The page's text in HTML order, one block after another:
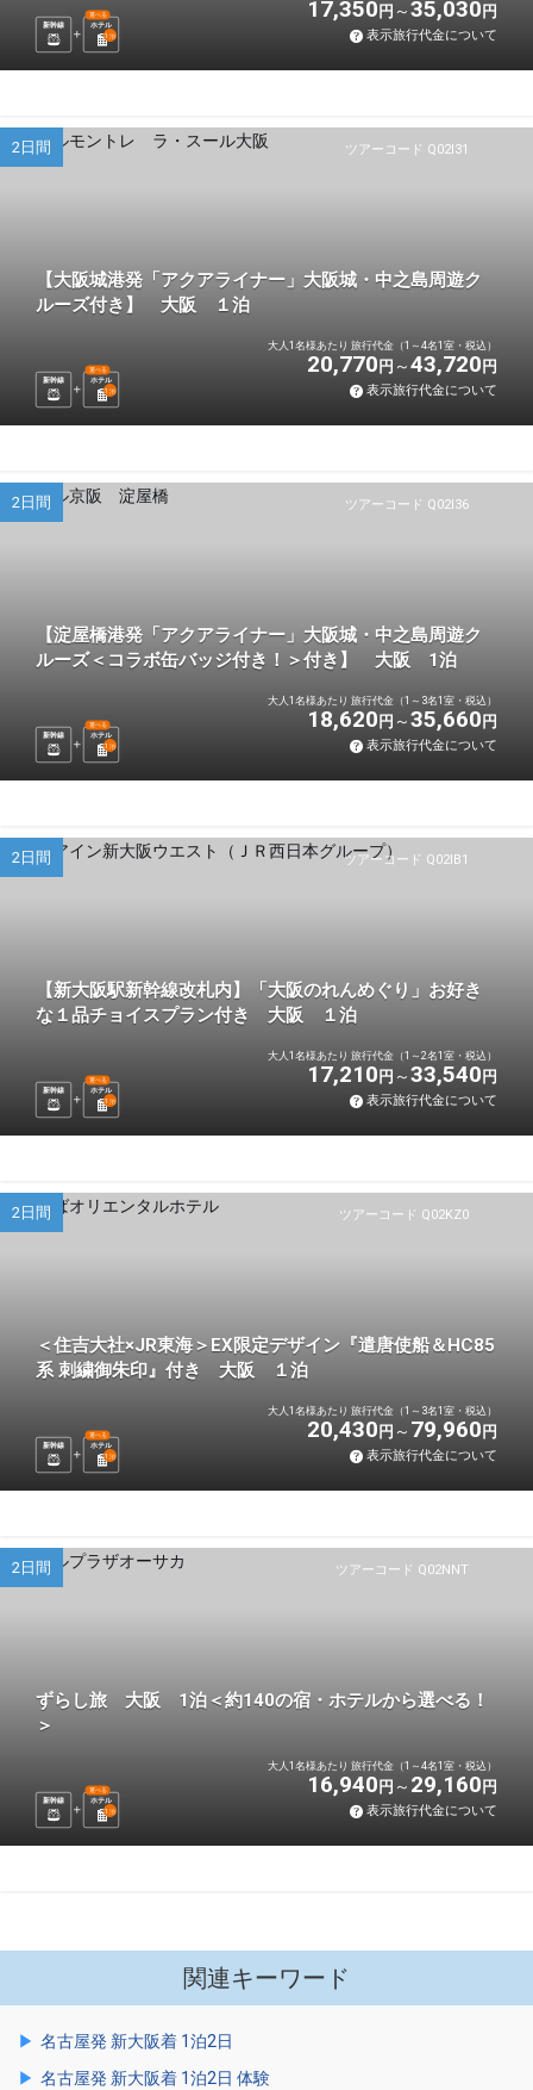
新幹線 ホテル
選べる
1 泊
17,350 円 35,030 円
表示旅行代金について
ツアーコード Q02I31
2日間
【大阪城港発「アクアライナー」大阪城・中之島周遊ク
ルーズ付き】 大阪 １泊
新幹線 ホテル
選べる
1 泊
大人1名様あたり 旅行代金（1～4名1室・税込）
20,770 円 43,720 円
表示旅行代金について
ツアーコード Q02I36
2日間
【淀屋橋港発「アクアライナー」大阪城・中之島周遊ク
ルーズ＜コラボ缶バッジ付き！＞付き】 大阪 1泊
新幹線 ホテル
選べる
1 泊
大人1名様あたり 旅行代金（1～3名1室・税込）
18,620 円 35,660 円
表示旅行代金について
ツアーコード Q02IB1
2日間
【新大阪駅新幹線改札内】「大阪のれんめぐり」お好き
な１品チョイスプラン付き 大阪 １泊
新幹線 ホテル
選べる
1 泊
大人1名様あたり 旅行代金（1～2名1室・税込）
17,210 円 33,540 円
表示旅行代金について
ツアーコード Q02KZ0
2日間
＜住吉大社×JR東海＞EX限定デザイン『遣唐使船＆HC85
系 刺繍御朱印』付き 大阪 １泊
新幹線 ホテル
選べる
1 泊
大人1名様あたり 旅行代金（1～3名1室・税込）
20,430 円 79,960 円
表示旅行代金について
ツアーコード Q02NNT
2日間
ずらし旅 大阪 1泊＜約140の宿・ホテルから選べる！
＞
新幹線 ホテル
選べる
1 泊
大人1名様あたり 旅行代金（1～4名1室・税込）
16,940 円 29,160 円
表示旅行代金について
関連キーワード
名古屋発 新大阪着 1泊2日
名古屋発 新大阪着 1泊2日 体験